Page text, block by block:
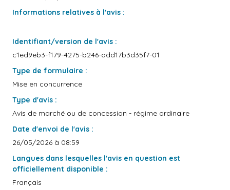
Informations relatives à l'avis :
Identifiant/version de l'avis :
c1ed9eb3-f179-4275-b246-add17b3d35f7-01
Type de formulaire :
Mise en concurrence
Type d'avis :
Avis de marché ou de concession - régime ordinaire
Date d'envoi de l'avis :
26/05/2026 à 08:59
Langues dans lesquelles l'avis en question est
officiellement disponible :
Français